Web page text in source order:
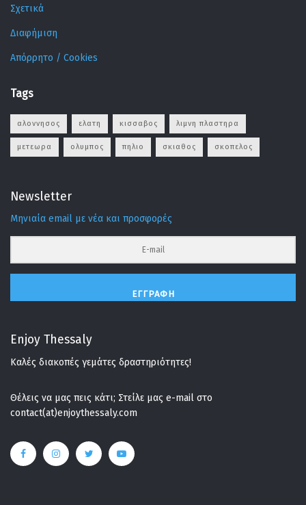
Σχετικά
Διαφήμιση
Απόρρητο / Cookies
Tags
αλοννησος ελατη κισσαβος λιμνη πλαστηρα
μετεωρα ολυμπος πηλιο σκιαθος σκοπελος
Newsletter
Μηνιαία email με νέα και προσφορές
ΕΓΓΡΑΦΉ
Enjoy Thessaly
Καλές διακοπές γεμάτες δραστηριότητες!
Θέλεις να μας πεις κάτι; Στείλε μας e-mail στο
contact(at)enjoythessaly.com